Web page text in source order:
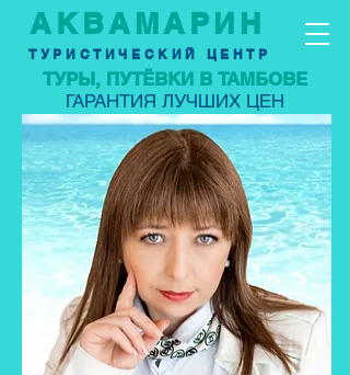
АКВАМАРИН
ТУРИСТИЧЕСКИЙ ЦЕНТР
ТУРЫ, ПУТЁВКИ В ТАМБОВЕ
ГАРАНТИЯ ЛУЧШИХ ЦЕН